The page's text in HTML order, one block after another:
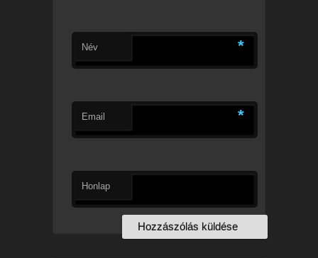
Név *
Email *
Honlap